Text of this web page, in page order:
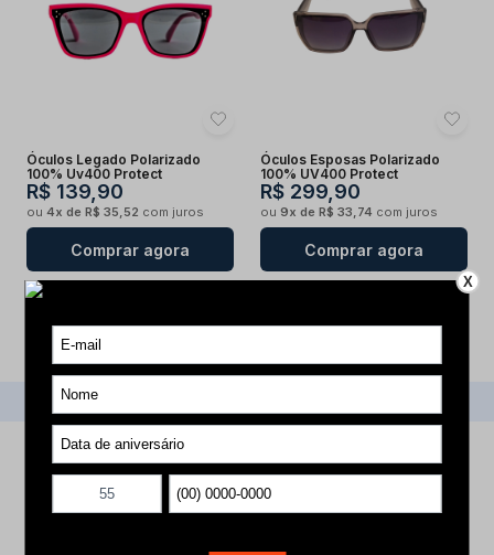
Óculos Legado Polarizado
100% Uv400 Protect
R$ 139,90
ou 4x de R$ 35,52 com juros
Comprar agora
Óculos Esposas Polarizado
100% UV400 Protect
R$ 299,90
ou 9x de R$ 33,74 com juros
Comprar agora
X